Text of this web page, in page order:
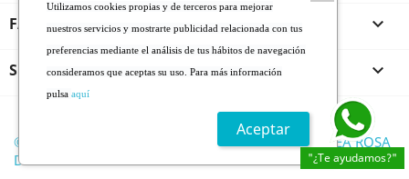
FARMALINEA ROSA DE BULGARIA 
SERVICIO AL CLIENTE 
* De 1 a 5 días laborablesEnvío y pago
© 2026 - Todos los derechos reservados FARMALINEA ROSA
DE BULGARIA
Utilizamos cookies propias y de terceros para mejorar
nuestros servicios y mostrarte publicidad relacionada con tus
preferencias mediante el análisis de tus hábitos de navegación
consideramos que aceptas su uso. Para más información
pulsa aquí
Aceptar
"¿Te ayudamos?"